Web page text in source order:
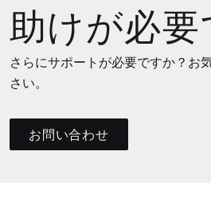
助けが必要
さらにサポートが必要ですか？お
さい。
お問い合わせ